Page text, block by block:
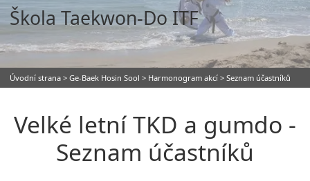
Škola Taekwon-Do ITF
Úvodní strana > Ge-Baek Hosin Sool > Harmonogram akcí > Seznam účastníků
Velké letní TKD a gumdo -
Seznam účastníků